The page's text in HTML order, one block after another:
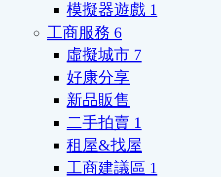
模擬器遊戲 1
工商服務 6
虛擬城市 7
好康分享
新品販售
二手拍賣 1
租屋&找屋
工商建議區 1